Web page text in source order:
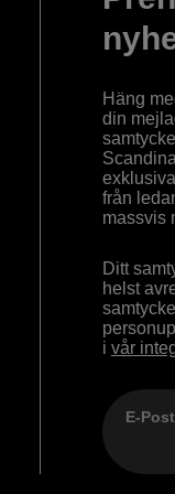
Häng
din
från
massvis
Ditt
helst
i vår
E-Post